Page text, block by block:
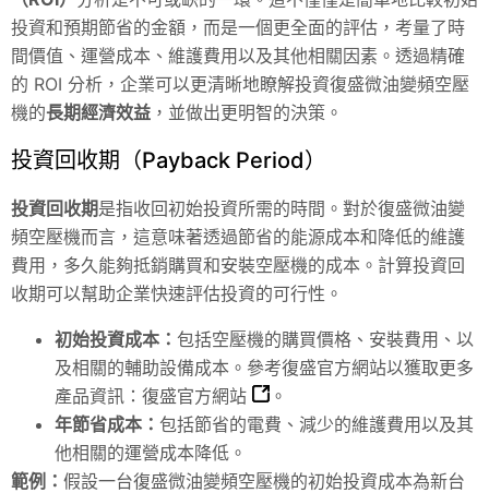
投資和預期節省的金額，而是一個更全面的評估，考量了時
間價值、運營成本、維護費用以及其他相關因素。透過精確
的 ROI 分析，企業可以更清晰地瞭解投資復盛微油變頻空壓
機的長期經濟效益 ，並做出更明智的決策。
投資回收期（Payback Period）
投資回收期是指收回初始投資所需的時間。對於復盛微油變
頻空壓機而言，這意味著透過節省的能源成本和降低的維護
費用，多久能夠抵銷購買和安裝空壓機的成本。計算投資回
收期可以幫助企業快速評估投資的可行性。
初始投資成本： 包括空壓機的購買價格、安裝費用、以
及相關的輔助設備成本。參考復盛官方網站以獲取更多
產品資訊： 復盛官方網站
。
年節省成本： 包括節省的電費、減少的維護費用以及其
他相關的運營成本降低。
範例： 假設一台復盛微油變頻空壓機的初始投資成本為新台